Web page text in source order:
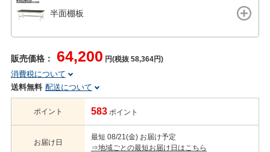
半面棚板
販売価格： 64,200 円(税抜 58,364円)
消費税について
送料無料 配送について
ポイント 583 ポイント
お届け日
最短 08/21(金) お届け予定
⇒地域ごとの最短お届け日はこちら